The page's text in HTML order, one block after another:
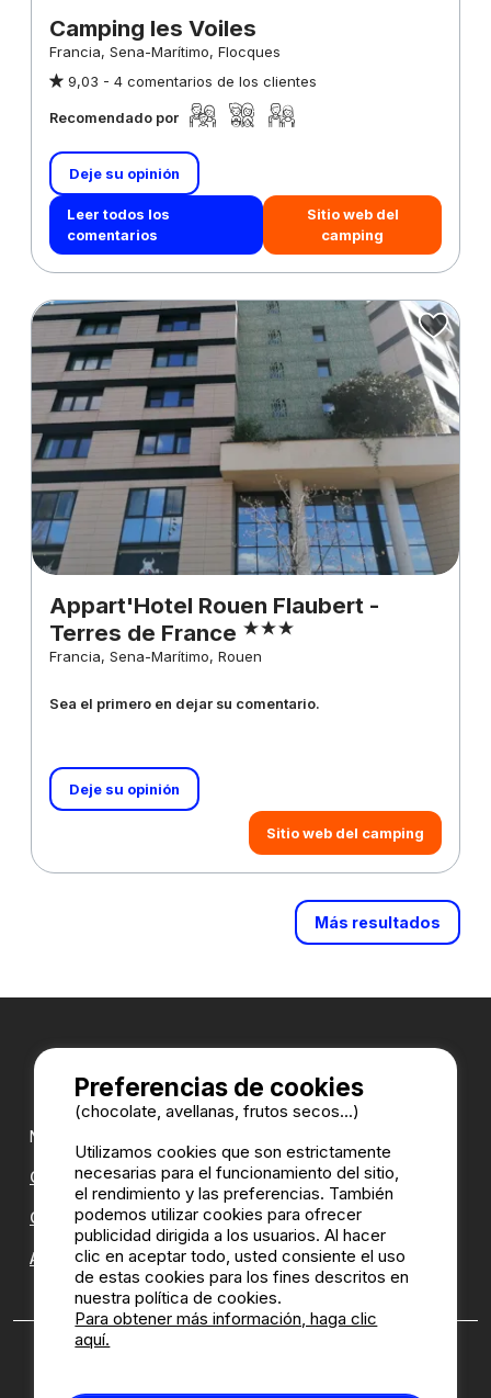
Camping les Voiles
Francia, Sena-Marítimo, Flocques
9,03 - 4 comentarios de los clientes
Recomendado por
Deje su opinión
Leer todos los
comentarios
Sitio web del
camping
Appart'Hotel Rouen Flaubert -
Terres de France
Francia, Sena-Marítimo, Rouen
Sea el primero en dejar su comentario.
Deje su opinión
Sitio web del camping
Más resultados
Nuestros partners:
CampingDirect
CampingStreetView
ANUARIO DE LOS CAMPINGS
¿Quien somos?
Preferencias de cookies
(chocolate, avellanas, frutos secos...)
Utilizamos cookies que son estrictamente
necesarias para el funcionamiento del sitio,
el rendimiento y las preferencias. También
podemos utilizar cookies para ofrecer
publicidad dirigida a los usuarios. Al hacer
clic en aceptar todo, usted consiente el uso
de estas cookies para los fines descritos en
nuestra política de cookies.
Para obtener más información, haga clic
aquí.